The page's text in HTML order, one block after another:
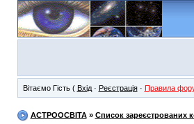
Вітаємо Гість ( Вхід· Реєстрація· Правила
АСТРООСВІТА» Список зареєстрованих